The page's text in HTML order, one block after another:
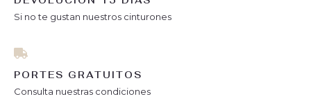
Si no te gustan nuestros cinturones
PORTES GRATUITOS
Consulta nuestras condiciones